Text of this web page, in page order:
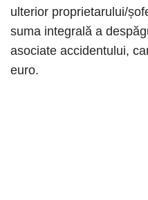
ulterior proprietarului/
suma integrală a
asociate accidentului,
euro.